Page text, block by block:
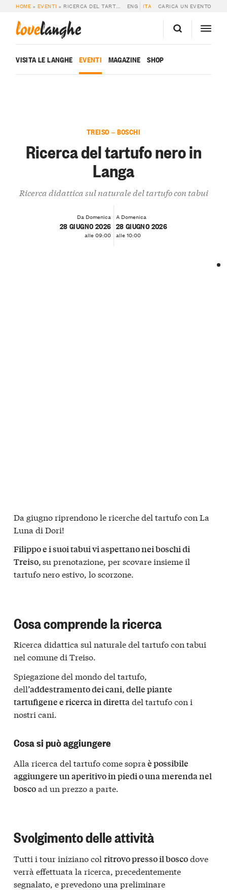
HOME » EVENTI » RICERCA DEL TARTUFO NERO IN LANGA ENG ITA CARICA UN EVENTO
lovelanghe
VISITA LE LANGHE EVENTI MAGAZINE SHOP
TREISO — BOSCHI
Ricerca del tartufo nero in
Langa
Ricerca didattica sul naturale del tartufo con tabui
Da Domenica
28 GIUGNO 2026
alle 09:00
A Domenica
28 GIUGNO 2026
alle 10:00
Da giugno riprendono le ricerche del tartufo con La
Luna di Dori!
Filippo e i suoi tabui vi aspettano nei boschi di
Treiso,su prenotazione, per scovare insieme il
tartufo nero estivo, lo scorzone.
Cosa comprende la ricerca
Ricerca didattica sul naturale del tartufo con tabui
nel comune di Treiso.
Spiegazione del mondo del tartufo,
dell’addestramento dei cani, delle piante
tartufigene e ricerca in direttadel tartufo con i
nostri cani.
Cosa si può aggiungere
Alla ricerca del tartufo come sopra è possibile
aggiungere un aperitivo in piedi o una merenda nel
boscoad un prezzo a parte.
Svolgimento delle attività
Tutti i tour iniziano col ritrovo presso il boscodove
verrà effettuata la ricerca, precedentemente
segnalato, e prevedono una preliminare